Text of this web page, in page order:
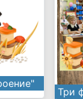
Три